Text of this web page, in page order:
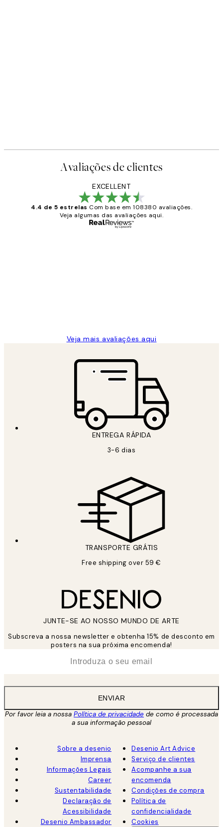
Avaliações de clientes
EXCELLENT
4.4 de 5 estrelas Com base em 108380 avaliações.
Veja algumas das avaliações aqui.
Veja mais avaliações aqui
ENTREGA RÁPIDA
3-6 dias
TRANSPORTE GRÁTIS
Free shipping over 59 €
JUNTE-SE AO NOSSO MUNDO DE ARTE
Subscreva a nossa newsletter e obtenha 15% de desconto em
posters na sua próxima encomenda!
ENVIAR
Por favor leia a nossa Política de privacidade de como é processada
a sua informação pessoal
Sobre a desenio
Imprensa
Informações Legais
Career
Sustentabilidade
Declaração de
Acessibilidade
Desenio Ambassador
Desenio Art Advice
Serviço de clientes
Acompanhe a sua
encomenda
Condições de compra
Política de
confidencialidade
Cookies